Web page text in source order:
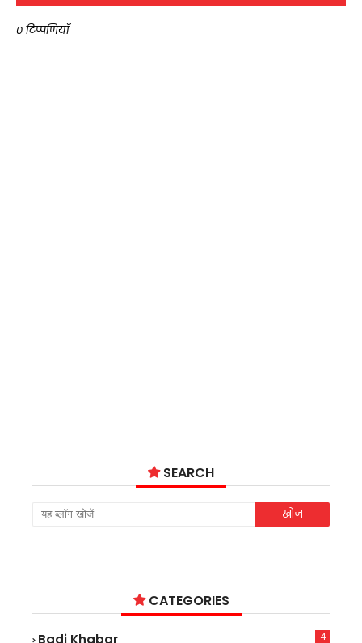
0 टिप्पणियाँ
SEARCH
CATEGORIES
Badi Khabar 4